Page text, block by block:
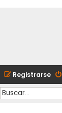
Registrarse